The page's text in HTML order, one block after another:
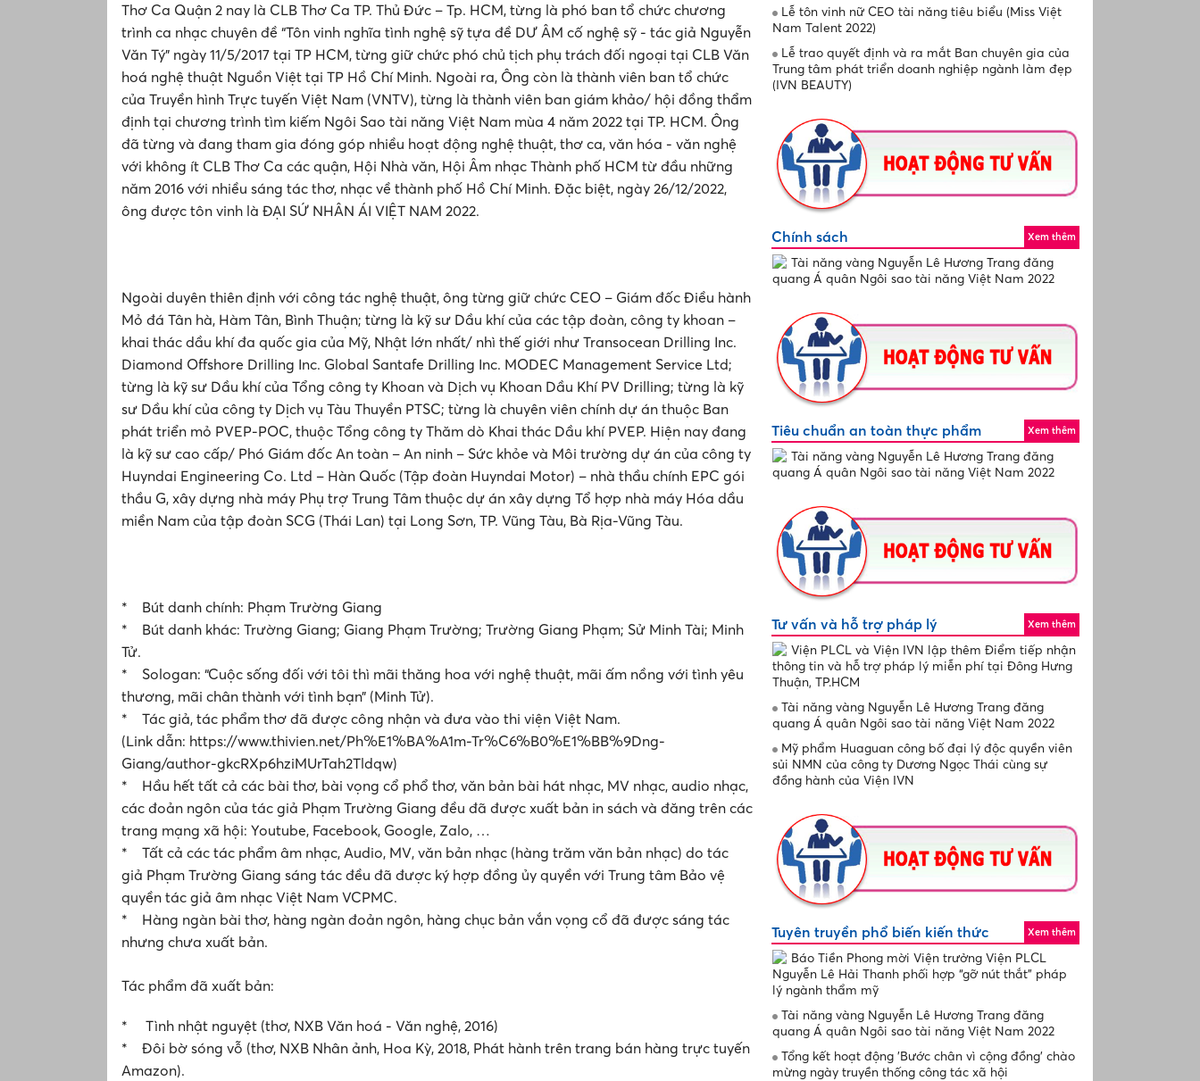
Thơ Ca Quận 2 nay là CLB Thơ Ca TP. Thủ Đức – Tp. HCM, từng là phó ban tổ chức chương
trình ca nhạc chuyên đề “Tôn vinh nghĩa tình nghệ sỹ tựa đề DƯ ÂM cố nghệ sỹ - tác giả Nguyễn
Văn Tý” ngày 11/5/2017 tại TP HCM, từng giữ chức phó chủ tịch phụ trách đối ngoại tại CLB Văn
hoá nghệ thuật Nguồn Việt tại TP Hồ Chí Minh. Ngoài ra, Ông còn là thành viên ban tổ chức
của Truyền hình Trực tuyến Việt Nam (VNTV), từng là thành viên ban giám khảo/ hội đồng thẩm
định tại chương trình tìm kiếm Ngôi Sao tài năng Việt Nam mùa 4 năm 2022 tại TP. HCM. Ông
đã từng và đang tham gia đóng góp nhiều hoạt động nghệ thuật, thơ ca, văn hóa - văn nghệ
với không ít CLB Thơ Ca các quận, Hội Nhà văn, Hội Âm nhạc Thành phố HCM từ đầu những
năm 2016 với nhiều sáng tác thơ, nhạc về thành phố Hồ Chí Minh. Đặc biệt, ngày 26/12/2022,
ông được tôn vinh là ĐẠI SỨ NHÂN ÁI VIỆT NAM 2022.
Ngoài duyên thiên định với công tác nghệ thuật, ông từng giữ chức CEO – Giám đốc Điều hành
Mỏ đá Tân hà, Hàm Tân, Bình Thuận; từng là kỹ sư Dầu khí của các tập đoàn, công ty khoan –
khai thác dầu khí đa quốc gia của Mỹ, Nhật lớn nhất/ nhì thế giới như Transocean Drilling Inc.
Diamond Offshore Drilling Inc. Global Santafe Drilling Inc. MODEC Management Service Ltd;
từng là kỹ sư Dầu khí của Tổng công ty Khoan và Dịch vụ Khoan Dầu Khí PV Drilling; từng là kỹ
sư Dầu khí của công ty Dịch vụ Tàu Thuyền PTSC; từng là chuyên viên chính dự án thuộc Ban
phát triển mỏ PVEP-POC, thuộc Tổng công ty Thăm dò Khai thác Dầu khí PVEP. Hiện nay đang
là kỹ sư cao cấp/ Phó Giám đốc An toàn – An ninh – Sức khỏe và Môi trường dự án của công ty
Huyndai Engineering Co. Ltd – Hàn Quốc (Tập đoàn Huyndai Motor) – nhà thầu chính EPC gói
thầu G, xây dựng nhà máy Phụ trợ Trung Tâm thuộc dự án xây dựng Tổ hợp nhà máy Hóa dầu
miền Nam của tập đoàn SCG (Thái Lan) tại Long Sơn, TP. Vũng Tàu, Bà Rịa-Vũng Tàu.
* Bút danh chính: Phạm Trường Giang
* Bút danh khác: Trường Giang; Giang Phạm Trường; Trường Giang Phạm; Sử Minh Tài; Minh
Tử.
* Sologan: “Cuộc sống đối với tôi thì mãi thăng hoa với nghệ thuật, mãi ấm nồng với tình yêu
thương, mãi chân thành với tình bạn” (Minh Tử).
* Tác giả, tác phẩm thơ đã được công nhận và đưa vào thi viện Việt Nam.
(Link dẫn: https://www.thivien.net/Ph%E1%BA%A1m-Tr%C6%B0%E1%BB%9Dng-
Giang/author-gkcRXp6hziMUrTah2Tldqw)
* Hầu hết tất cả các bài thơ, bài vọng cổ phổ thơ, văn bản bài hát nhạc, MV nhạc, audio nhạc,
các đoản ngôn của tác giả Phạm Trường Giang đều đã được xuất bản in sách và đăng trên các
trang mạng xã hội: Youtube, Facebook, Google, Zalo, …
* Tất cả các tác phẩm âm nhạc, Audio, MV, văn bản nhạc (hàng trăm văn bản nhạc) do tác
giả Phạm Trường Giang sáng tác đều đã được ký hợp đồng ủy quyền với Trung tâm Bảo vệ
quyền tác giả âm nhạc Việt Nam VCPMC.
* Hàng ngàn bài thơ, hàng ngàn đoản ngôn, hàng chục bản vắn vọng cổ đã được sáng tác
nhưng chưa xuất bản.
Tác phẩm đã xuất bản:
* Tình nhật nguyệt (thơ, NXB Văn hoá - Văn nghệ, 2016)
* Đôi bờ sóng vỗ (thơ, NXB Nhân ảnh, Hoa Kỳ, 2018, Phát hành trên trang bán hàng trực tuyến
Amazon).
Lễ tôn vinh nữ CEO tài năng tiêu biểu (Miss Việt
Nam Talent 2022)
Lễ trao quyết định và ra mắt Ban chuyên gia của
Trung tâm phát triển doanh nghiệp ngành làm đẹp
(IVN BEAUTY)
Chính sách Xem thêm
Tài năng vàng Nguyễn Lê Hương Trang đăng
quang Á quân Ngôi sao tài năng Việt Nam 2022
Tiêu chuẩn an toàn thực phẩm Xem thêm
Tài năng vàng Nguyễn Lê Hương Trang đăng
quang Á quân Ngôi sao tài năng Việt Nam 2022
Tư vấn và hỗ trợ pháp lý Xem thêm
Viện PLCL và Viện IVN lập thêm Điểm tiếp nhận
thông tin và hỗ trợ pháp lý miễn phí tại Đông Hưng
Thuận, TP.HCM
Tài năng vàng Nguyễn Lê Hương Trang đăng
quang Á quân Ngôi sao tài năng Việt Nam 2022
Mỹ phẩm Huaguan công bố đại lý độc quyền viên
sủi NMN của công ty Dương Ngọc Thái cùng sự
đồng hành của Viện IVN
Tuyên truyền phổ biến kiến thức Xem thêm
Báo Tiền Phong mời Viện trưởng Viện PLCL
Nguyễn Lê Hải Thanh phối hợp “gỡ nút thắt” pháp
lý ngành thẩm mỹ
Tài năng vàng Nguyễn Lê Hương Trang đăng
quang Á quân Ngôi sao tài năng Việt Nam 2022
Tổng kết hoạt động 'Bước chân vì cộng đồng' chào
mừng ngày truyền thống công tác xã hội